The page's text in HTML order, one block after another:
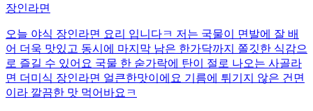
장인라면
오늘 야식 장인라면 요리 입니다ㅋ 저는 국물이 면발에 잘 배
어 더욱 맛있고 동시에 마지막 남은 한가닥까지 쫄깃한 식감으
로 즐길 수 있어요 국물 한 숟가락에 탄이 절로 나오는 사골라
면 더미식 장인라면 얼큰한맛이에요 기름에 튀기지 않은 건면
이라 깔끔한 맛 먹어바요ㅋ